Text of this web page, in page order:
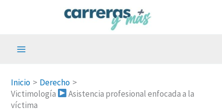
Inicio
Derecho
Victimología
Asistencia profesional enfocada a la
víctima